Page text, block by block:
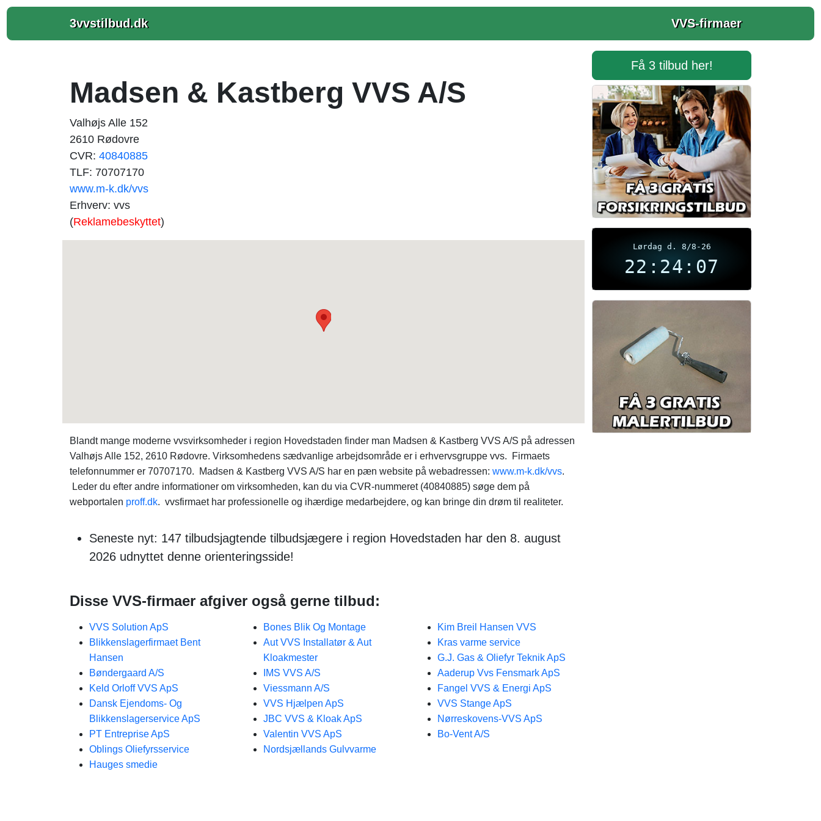
3vvstilbud.dk VVS-firmaer
Madsen & Kastberg VVS A/S
Valhøjs Alle 152
2610 Rødovre
CVR: 40840885
TLF: 70707170
www.m-k.dk/vvs
Erhverv: vvs
(Reklamebeskyttet)
Blandt mange moderne vvsvirksomheder i region Hovedstaden finder man Madsen & Kastberg VVS A/S på adressen
Valhøjs Alle 152, 2610 Rødovre. Virksomhedens sædvanlige arbejdsområde er i erhvervsgruppe vvs. Firmaets
telefonnummer er 70707170. Madsen & Kastberg VVS A/S har en pæn website på webadressen: www.m-k.dk/vvs.
Leder du efter andre informationer om virksomheden, kan du via CVR-nummeret (40840885) søge dem på
webportalen proff.dk. vvsfirmaet har professionelle og ihærdige medarbejdere, og kan bringe din drøm til realiteter.
Seneste nyt: 147 tilbudsjagtende tilbudsjægere i region Hovedstaden har den 8. august
2026 udnyttet denne orienteringsside!
Disse VVS-firmaer afgiver også gerne tilbud:
VVS Solution ApS
Blikkenslagerfirmaet Bent
Hansen
Bøndergaard A/S
Keld Orloff VVS ApS
Dansk Ejendoms- Og
Blikkenslagerservice ApS
PT Entreprise ApS
Oblings Oliefyrsservice
Hauges smedie
Bones Blik Og Montage
Aut VVS Installatør & Aut
Kloakmester
IMS VVS A/S
Viessmann A/S
VVS Hjælpen ApS
JBC VVS & Kloak ApS
Valentin VVS ApS
Nordsjællands Gulvvarme
Kim Breil Hansen VVS
Kras varme service
G.J. Gas & Oliefyr Teknik ApS
Aaderup Vvs Fensmark ApS
Fangel VVS & Energi ApS
VVS Stange ApS
Nørreskovens-VVS ApS
Bo-Vent A/S
Få 3 tilbud her!
Lørdag d. 8/8-26
22:24:08